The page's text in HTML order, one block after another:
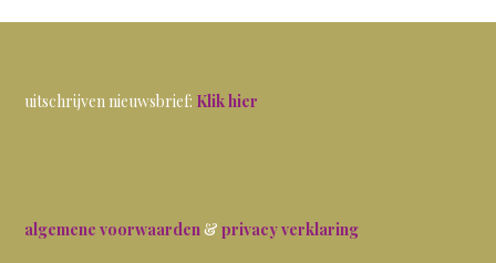
uitschrijven nieuwsbrief: Klik hier
algemene voorwaarden &privacy verklaring